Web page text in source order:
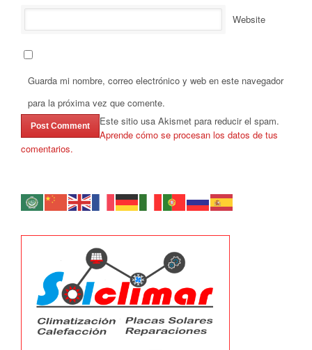
Website
Guarda mi nombre, correo electrónico y web en este navegador
para la próxima vez que comente.
Este sitio usa Akismet para reducir el spam.
Aprende cómo se procesan los datos de tus
comentarios.